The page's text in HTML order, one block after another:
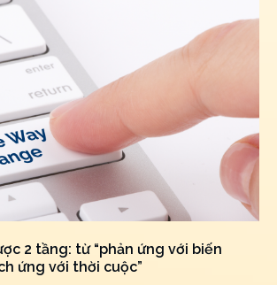
2 tầng: từ “phản ứng với biến
ứng với thời cuộc”